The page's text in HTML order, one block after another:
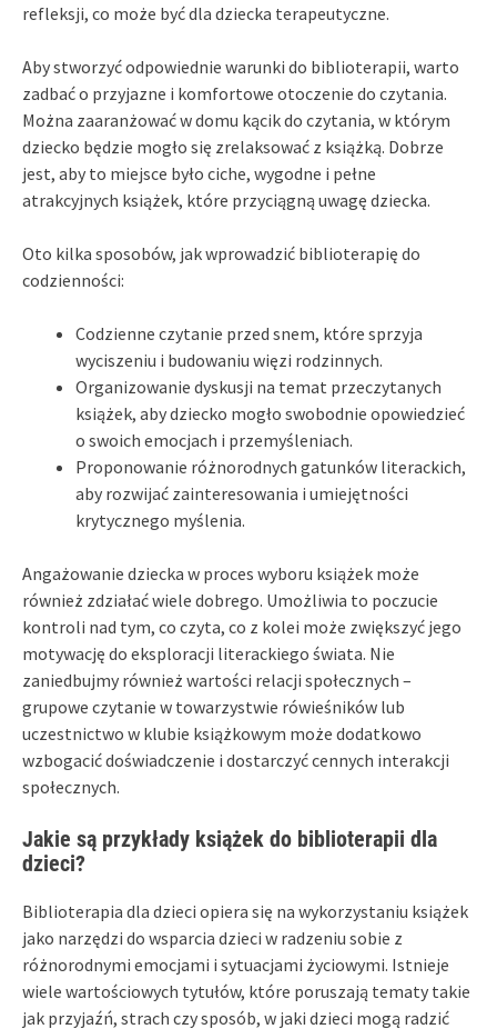
refleksji, co może być dla dziecka terapeutyczne.
Aby stworzyć odpowiednie warunki do biblioterapii, warto
zadbać o przyjazne i komfortowe otoczenie do czytania.
Można zaaranżować w domu kącik do czytania, w którym
dziecko będzie mogło się zrelaksować z książką. Dobrze
jest, aby to miejsce było ciche, wygodne i pełne
atrakcyjnych książek, które przyciągną uwagę dziecka.
Oto kilka sposobów, jak wprowadzić biblioterapię do
codzienności:
Codzienne czytanie przed snem, które sprzyja
wyciszeniu i budowaniu więzi rodzinnych.
Organizowanie dyskusji na temat przeczytanych
książek, aby dziecko mogło swobodnie opowiedzieć
o swoich emocjach i przemyśleniach.
Proponowanie różnorodnych gatunków literackich,
aby rozwijać zainteresowania i umiejętności
krytycznego myślenia.
Angażowanie dziecka w proces wyboru książek może
również zdziałać wiele dobrego. Umożliwia to poczucie
kontroli nad tym, co czyta, co z kolei może zwiększyć jego
motywację do eksploracji literackiego świata. Nie
zaniedbujmy również wartości relacji społecznych –
grupowe czytanie w towarzystwie rówieśników lub
uczestnictwo w klubie książkowym może dodatkowo
wzbogacić doświadczenie i dostarczyć cennych interakcji
społecznych.
Jakie są przykłady książek do biblioterapii dla
dzieci?
Biblioterapia dla dzieci opiera się na wykorzystaniu książek
jako narzędzi do wsparcia dzieci w radzeniu sobie z
różnorodnymi emocjami i sytuacjami życiowymi. Istnieje
wiele wartościowych tytułów, które poruszają tematy takie
jak przyjaźń, strach czy sposób, w jaki dzieci mogą radzić